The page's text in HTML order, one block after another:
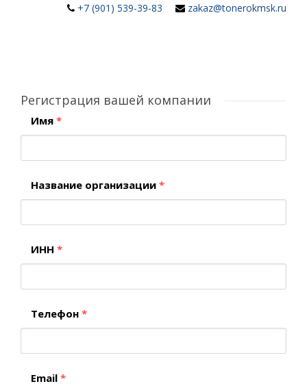
+7 (901) 539-39-83
zakaz@tonerokmsk.ru
Регистрация вашей компании
Имя *
Название организации *
ИНН *
Телефон *
Email *